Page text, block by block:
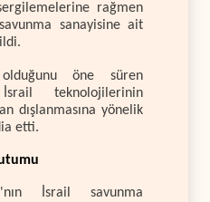
rağmen
sanayisine ait
olduğunu öne süren
teknolojilerinin
dışlanmasına yönelik
etti.
İsrail savunma